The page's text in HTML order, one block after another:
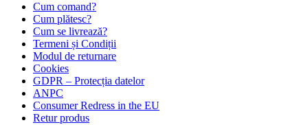
Cum comand?
Cum plătesc?
Cum se livrează?
Termeni și Condiții
Modul de returnare
Cookies
GDPR – Protecția datelor
ANPC
Consumer Redress in the EU
Retur produs